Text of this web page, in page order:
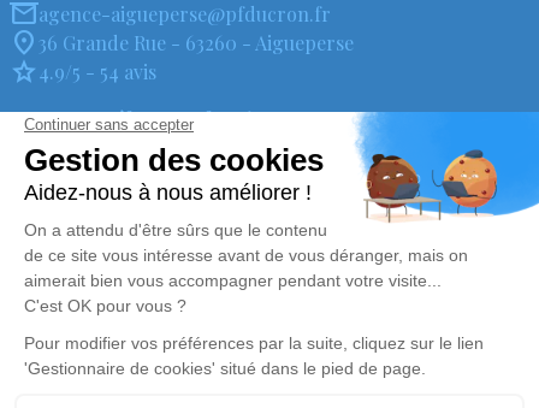
agence-aigueperse@pfducron.fr
36 Grande Rue - 63260 - Aigueperse
4.9/5 - 54 avis
Pompes Funèbres Marbrerie DUCRON Lezoux
04 73 73 93 93
agence-lezoux@pfducron.fr
53 avenue de Verdun - 63190 - Lezoux
4.9/5 - 89 avis
Nos Services
Organiser des obsèques
Monuments funéraires
Services aux familles
Liens utiles
Avis de décès
Demande de rendez-vous en
agence